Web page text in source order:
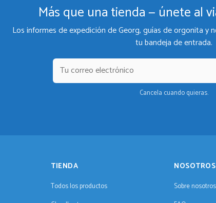
Más que una tienda — únete al
Los informes de expedición de Georg, guías de orgonita y
tu bandeja de entrada.
Cancela cuando quieras.
TIENDA
Todos los productos
NOSOTROS
Sobre nosotros